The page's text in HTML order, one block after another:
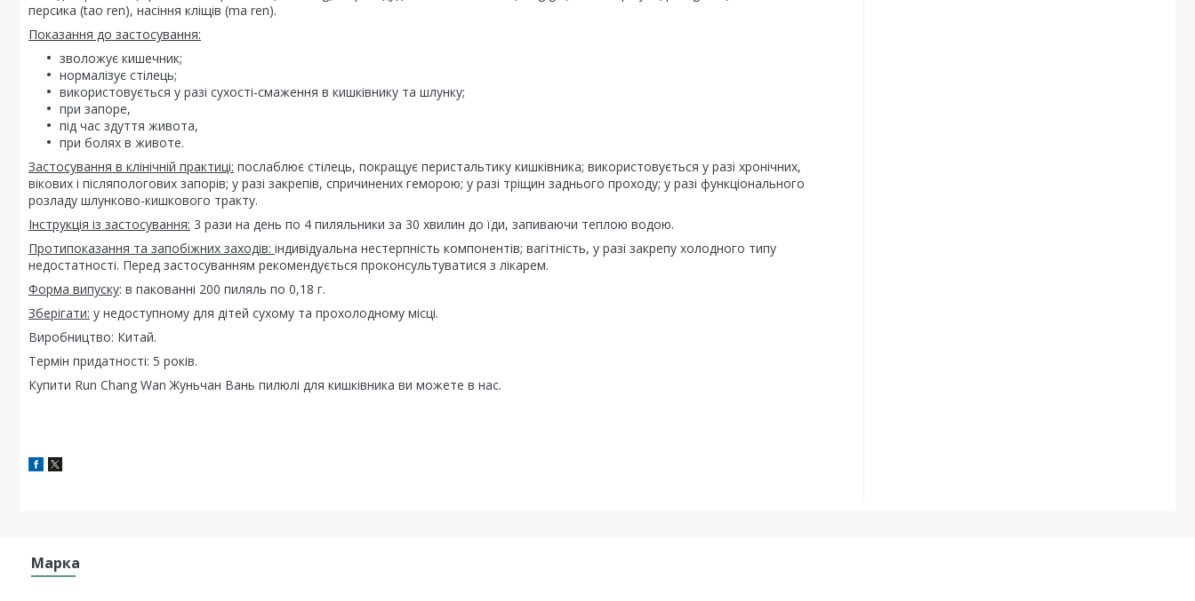
персика (tao ren), насіння кліщів (ma ren).
Показання до застосування:
зволожує кишечник;
нормалізує стілець;
використовується у разі сухості-смаження в кишківнику та шлунку;
при запоре,
під час здуття живота,
при болях в животе.
Застосування в клінічній практиці: послаблює стілець, покращує перистальтику кишківника; використовується у разі хронічних,
вікових і післяпологових запорів; у разі закрепів, спричинених геморою; у разі тріщин заднього проходу; у разі функціонального
розладу шлунково-кишкового тракту.
Інструкція із застосування: 3 рази на день по 4 пиляльники за 30 хвилин до їди, запиваючи теплою водою.
Протипоказання та запобіжних заходів: індивідуальна нестерпність компонентів; вагітність, у разі закрепу холодного типу
недостатності. Перед застосуванням рекомендується проконсультуватися з лікарем.
Форма випуску: в пакованні 200 пиляль по 0,18 г.
Зберігати: у недоступному для дітей сухому та прохолодному місці.
Виробництво: Китай.
Термін придатності: 5 років.
Купити Run Chang Wan Жуньчан Вань пилюлі для кишківника ви можете в нас.
Марка